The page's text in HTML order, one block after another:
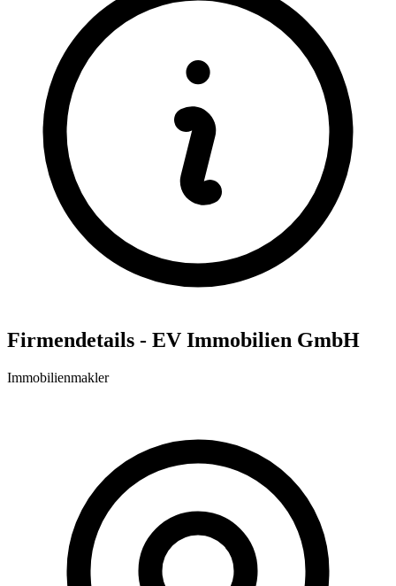
Firmendetails - EV Immobilien GmbH
Immobilienmakler